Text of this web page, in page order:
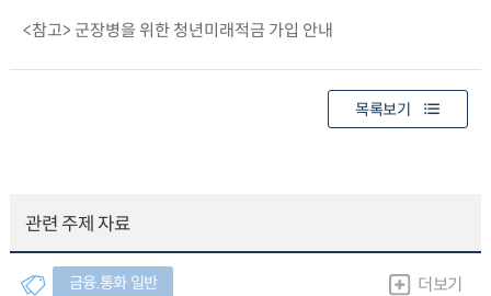
<참고> 군장병을 위한 청년미래적금 가입 안내
목록보기
관련 주제 자료
금융.통화 일반 더보기